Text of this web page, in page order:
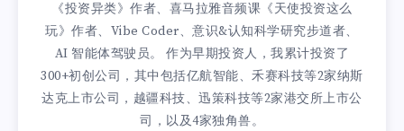
《投资异类》作者、喜马拉雅音频课《天使投资这么
玩》作者、Vibe Coder、意识&认知科学研究步道者、
AI 智能体驾驶员。 作为早期投资人，我累计投资了
300+初创公司，其中包括亿航智能、禾赛科技等2家纳斯
达克上市公司，越疆科技、迅策科技等2家港交所上市公
司，以及4家独角兽。